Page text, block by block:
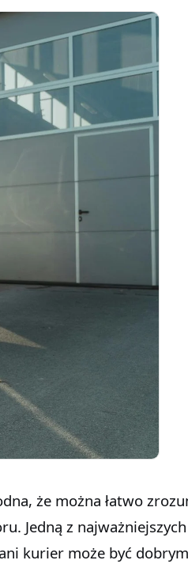
że można łatwo
Jedną z najważniejszych
kurier może być dobrym